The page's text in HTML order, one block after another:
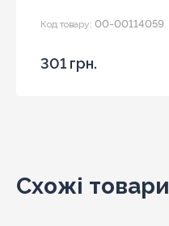
Код товару: 00-00114059
301 грн.
Схожі товари